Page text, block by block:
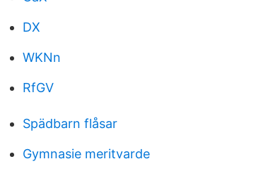
DX
WKNn
RfGV
Spädbarn flåsar
Gymnasie meritvarde